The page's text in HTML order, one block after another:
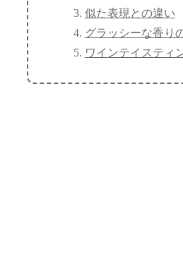
似た表現との違い
グラッシーな香り
ワインテイスティ